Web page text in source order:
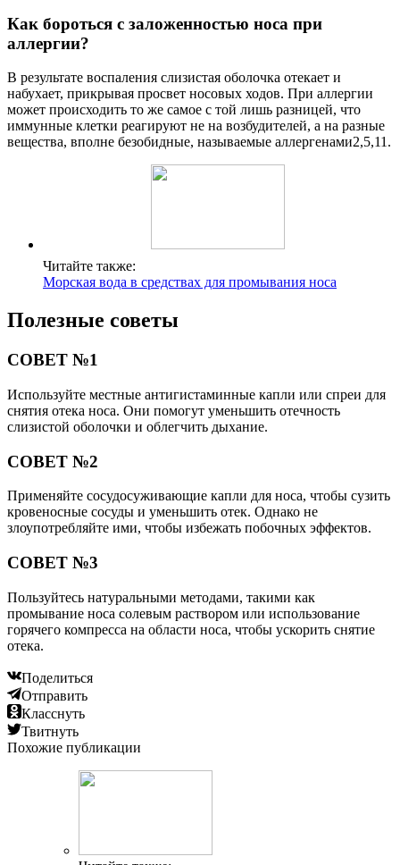
Как бороться с заложенностью носа при
аллергии?
В результате воспаления слизистая оболочка отекает и
набухает, прикрывая просвет носовых ходов. При аллергии
может происходить то же самое с той лишь разницей, что
иммунные клетки реагируют не на возбудителей, а на разные
вещества, вполне безобидные, называемые аллергенами2,5,11.
Читайте также:
Морская вода в средствах для промывания носа
Полезные советы
СОВЕТ №1
Используйте местные антигистаминные капли или спреи для
снятия отека носа. Они помогут уменьшить отечность
слизистой оболочки и облегчить дыхание.
СОВЕТ №2
Применяйте сосудосуживающие капли для носа, чтобы сузить
кровеносные сосуды и уменьшить отек. Однако не
злоупотребляйте ими, чтобы избежать побочных эффектов.
СОВЕТ №3
Пользуйтесь натуральными методами, такими как
промывание носа солевым раствором или использование
горячего компресса на области носа, чтобы ускорить снятие
отека.
Поделиться
Отправить
Класснуть
Твитнуть
Похожие публикации